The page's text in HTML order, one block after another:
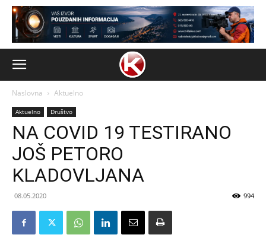
Naslovna Aktuelno
Aktuelno Društvo
NA COVID 19 TESTIRANO
JOŠ PETORO
KLADOVLJANA
08.05.2020 994